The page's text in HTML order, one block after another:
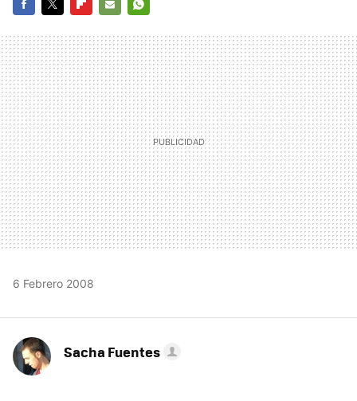
MAIL
6 Febrero 2008
Sacha Fuentes